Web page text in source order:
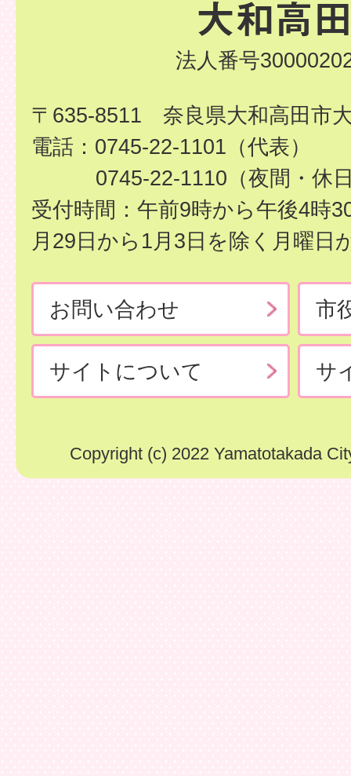
法人番号
〒635-8511 奈良県大和高田市
電話：0745-22-1101（代表）
0745-22-1110（夜間・休
受付時間：午前9時から午後4時
月29日から1月3日を除く月曜日
お問い合わせ 市
サイトについて サ
Copyright (c) 2022 Yamatotakada